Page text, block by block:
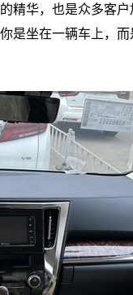
精华，也是众多客
是坐在一辆车上，